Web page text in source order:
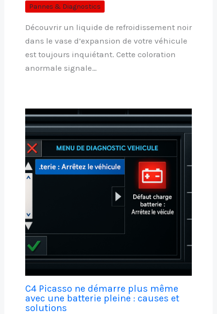
Pannes & Diagnostics
Découvrir un liquide de refroidissement noir
dans le vase d’expansion de votre véhicule
est toujours inquiétant. Cette coloration
anormale signale…
C4 Picasso ne démarre plus même
avec une batterie pleine : causes et
solutions